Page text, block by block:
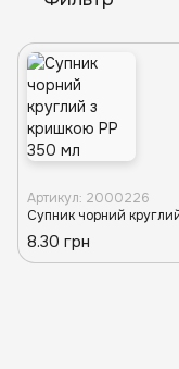
Артикул: 2000226
8.30 грн